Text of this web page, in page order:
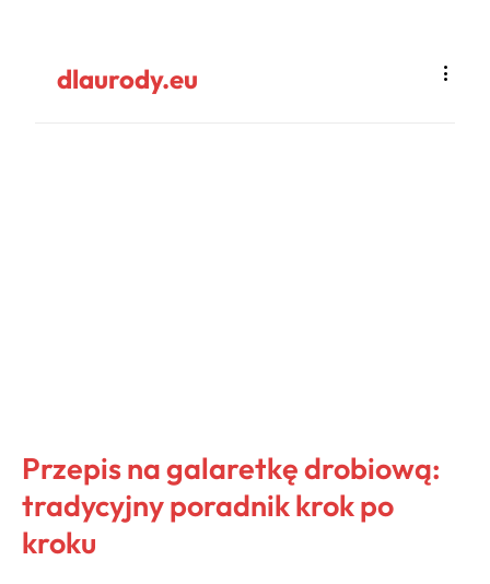
dlaurody.eu
Przepis na galaretkę drobiową:
tradycyjny poradnik krok po
kroku